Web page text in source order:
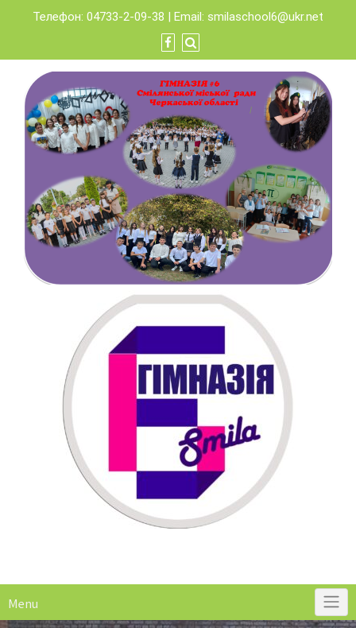
content
Телефон: 04733-2-09-38 | Email: smilaschool6@ukr.net
Menu